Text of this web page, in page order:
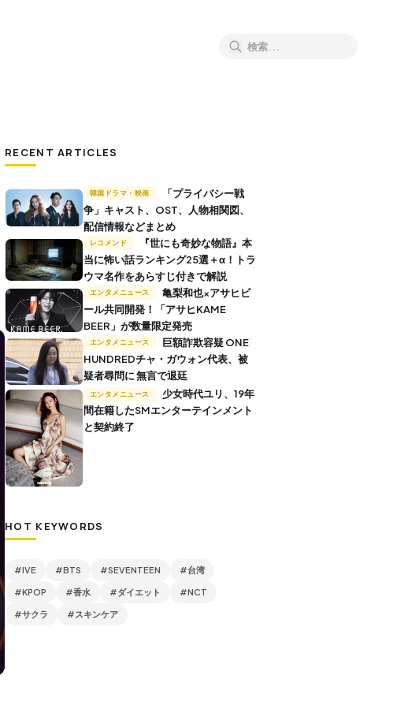
RECENT ARTICLES
韓国ドラマ・映画
争」キャスト、OST、人物相関図、
配信情報などまとめ
レコメンド
当に怖い話ランキング25選＋α！トラ
ウマ名作をあらすじ付きで解説
エンタメニュース
ール共同開発！「アサヒKAME
BEER」が数量限定発売
エンタメニュース
HUNDREDチャ・ガウォン代表、被
疑者尋問に 無言で退廷
エンタメニュース
間在籍したSMエンターテインメント
と契約終了
HOT KEYWORDS
#IVE #BTS #SEVENTEEN #台湾
#KPOP #香水 #ダイエット #NCT
#サクラ #スキンケア